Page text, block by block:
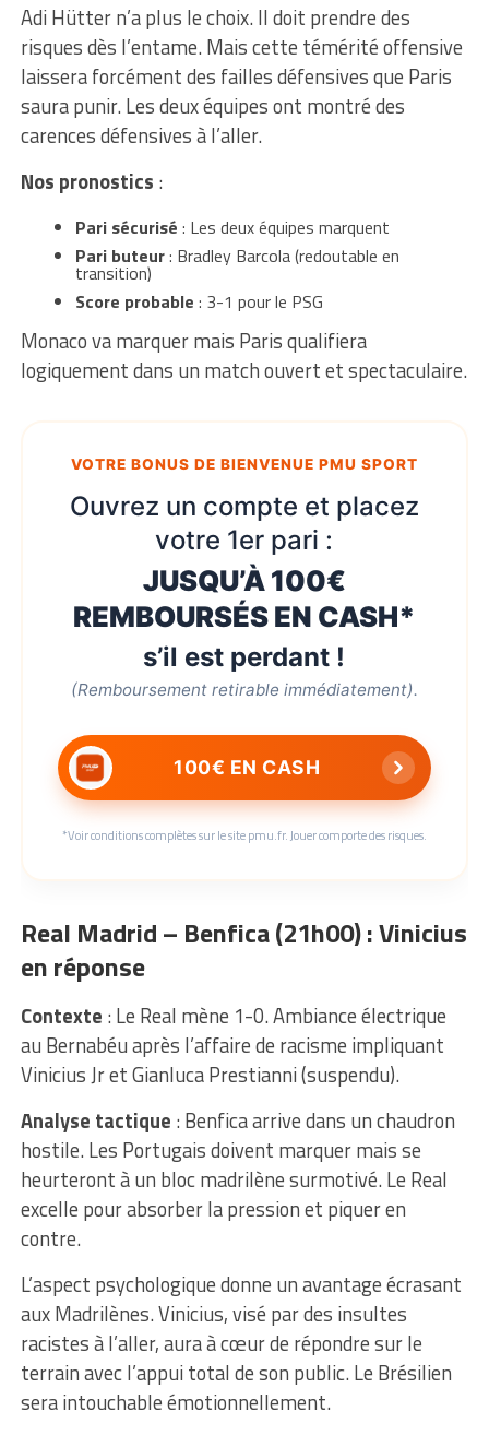
Adi Hütter n’a plus le choix. Il doit prendre des
risques dès l’entame. Mais cette témérité offensive
laissera forcément des failles défensives que Paris
saura punir. Les deux équipes ont montré des
carences défensives à l’aller.
Nos pronostics :
Pari sécurisé : Les deux équipes marquent
Pari buteur: Bradley Barcola (redoutable en
transition)
Score probable : 3-1 pour le PSG
Monaco va marquer mais Paris qualifiera
logiquement dans un match ouvert et spectaculaire.
VOTRE BONUS DE BIENVENUE PMU SPORT
Ouvrez un compte et placez
votre 1er pari :
JUSQU’À 100€
REMBOURSÉS EN CASH*
s’il est perdant !
(Remboursement retirable immédiatement).
100€ EN CASH
*Voir conditions complètes sur le site pmu.fr. Jouer comporte des risques.
Real Madrid – Benfica (21h00) : Vinicius
en réponse
Contexte : Le Real mène 1-0. Ambiance électrique
au Bernabéu après l’affaire de racisme impliquant
Vinicius Jr et Gianluca Prestianni (suspendu).
Analyse tactique : Benfica arrive dans un chaudron
hostile. Les Portugais doivent marquer mais se
heurteront à un bloc madrilène surmotivé. Le Real
excelle pour absorber la pression et piquer en
contre.
L’aspect psychologique donne un avantage écrasant
aux Madrilènes. Vinicius, visé par des insultes
racistes à l’aller, aura à cœur de répondre sur le
terrain avec l’appui total de son public. Le Brésilien
sera intouchable émotionnellement.